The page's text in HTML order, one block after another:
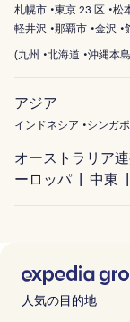
札幌市 東京 23 区 松
軽井沢
那覇市 金沢
(九州 北海道 沖縄本島
アジア
インドネシア シンガ
オーストラリア
ーロッパ
中東
人気の目的地